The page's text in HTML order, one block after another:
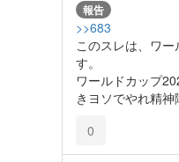
報告
>>683
このスレは、ワ
す。
ワールドカップ
きヨソでやれ精神
0